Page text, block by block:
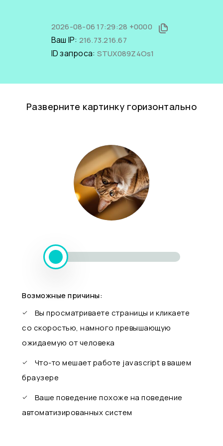
2026-08-06 17:29:28 +0000
Ваш IP: 216.73.216.67
ID запроса: STUX089Z4Os1
Разверните картинку горизонтально
Возможные причины:
Вы просматриваете страницы и кликаете
со скоростью, намного превышающую
ожидаемую от человека
Что-то мешает работе javascript в вашем
браузере
Ваше поведение похоже на поведение
автоматизированных систем